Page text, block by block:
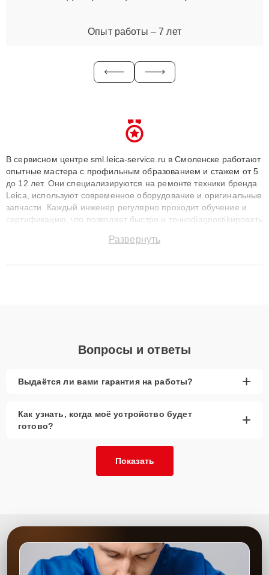
Опыт работы – 7 лет
В сервисном центре sml.leica-service.ru в Смоленске работают
опытные мастера с профильным образованием и стажем от 5
до 12 лет. Они специализируются на ремонте техники бренда
Leica, используют современное оборудование и оригинальные
запчасти. Каждый инженер регулярно проходит обучение и
сертификацию, что позволяет быстро и точноdiagnostikировать
до 3 лет. Наши мастера решают сложные случаи: от замены
Развернуть
Вопросы и ответы
Выдаётся ли вами гарантия на работы? +
Как узнать, когда моё устройство будет
готово?
+
Показать